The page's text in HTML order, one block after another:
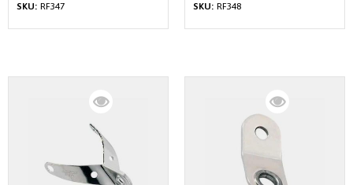
SKU: RF347
SKU: RF348